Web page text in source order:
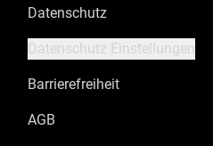
Datenschutz
Datenschutz Einstellungen
Barrierefreiheit
AGB